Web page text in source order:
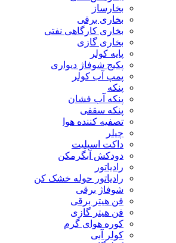
بخارساز
بخاری برقی
بخاری کارگاهی نفتی
بخاری گازی
پایه کولر
پکیج شوفاژ دیواری
پمپ آب کولر
پنکه
پنکه آب فشان
پنکه سقفی
تصفیه کننده هوا
چیلر
داکت اسپلیت
دودکش آبگرمکن
رادیاتور
رادیاتور حوله خشک کن
شوفاژ برقی
فن هیتر برقی
فن هیتر گازی
کوره هوای گرم
کولر آبی